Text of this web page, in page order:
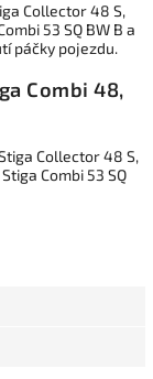
Collector 48 S,
53 SQ BW B a
páčky pojezdu.
Combi 48,
Collector 48 S,
Combi 53 SQ